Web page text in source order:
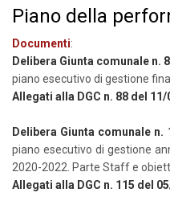
Piano della
Documenti:
Delibera Giunta comunale n.
piano esecutivo di gestione
Allegati alla DGC n. 88 del
Delibera Giunta comunale n.
piano esecutivo di gestione
2020-2022. Parte Staff e
Allegati alla DGC n. 115 del